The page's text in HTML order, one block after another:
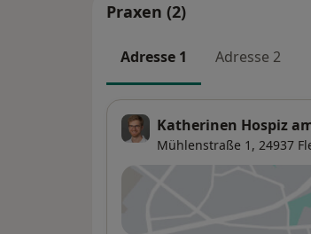
Praxen (2)
Adresse 1 Adresse 2
Katherinen Hospiz
Mühlenstraße 1, 24937